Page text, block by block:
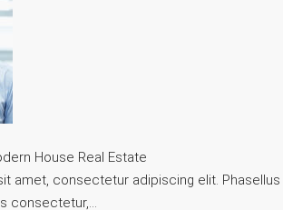
House Real Estate
amet, consectetur adipiscing elit. Phasellus
consectetur,…